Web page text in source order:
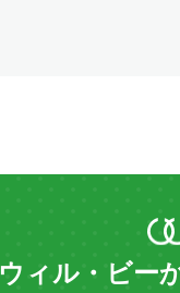
ウィル・ビー